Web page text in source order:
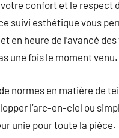
confort et le respect
suivi esthétique vous
en heure de l’avancé
une fois le moment venu.
normes en matière de
l’arc-en-ciel ou
unie pour toute la pièce.